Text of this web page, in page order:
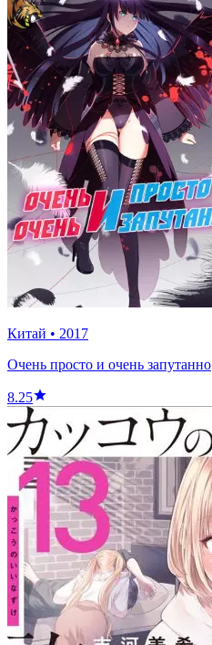
Китай • 2017
Очень просто и очень запутанно
8.25